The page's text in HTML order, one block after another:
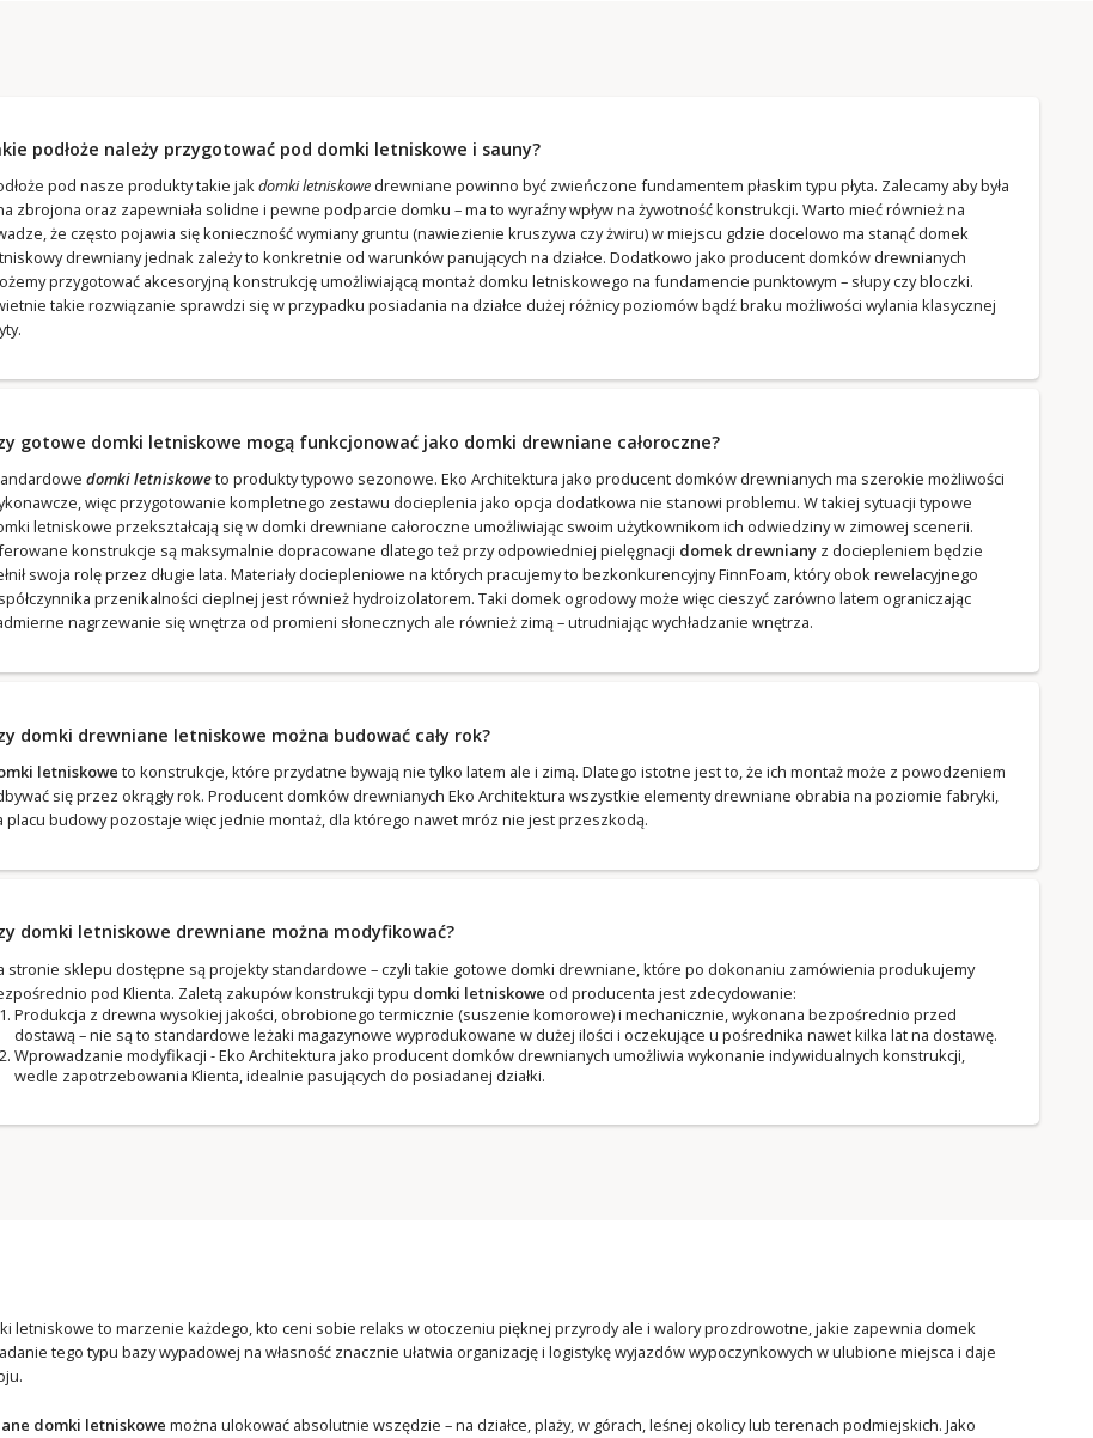
podłoże należy przygotować pod domki letniskowe i sauny?
pod nasze produkty takie jakdomki letniskowedrewniane powinno być zwieńczone fundamentem płaskim typu płyta. Zalecamy aby była
zbrojona oraz zapewniała solidne i pewne podparcie domku – ma to wyraźny wpływ na żywotność konstrukcji. Warto mieć również na
że często pojawia się konieczność wymiany gruntu (nawiezienie kruszywa czy żwiru) w miejscu gdzie docelowo ma stanąć domek
drewniany jednak zależy to konkretnie od warunków panujących na działce. Dodatkowo jako producent domków drewnianych
przygotować akcesoryjną konstrukcję umożliwiającą montaż domku letniskowego na fundamencie punktowym – słupy czy bloczki.
takie rozwiązanie sprawdzi się w przypadku posiadania na działce dużej różnicy poziomów bądź braku możliwości wylania klasycznej
gotowe domki letniskowe mogą funkcjonować jako domki drewniane całoroczne?
domki letniskoweto produkty typowo sezonowe. Eko Architektura jako producent domków drewnianych ma szerokie możliwości
więc przygotowanie kompletnego zestawu docieplenia jako opcja dodatkowa nie stanowi problemu. W takiej sytuacji typowe
letniskowe przekształcają się w domki drewniane całoroczne umożliwiając swoim użytkownikom ich odwiedziny w zimowej scenerii.
konstrukcje są maksymalnie dopracowane dlatego też przy odpowiedniej pielęgnacji domek drewnianyz dociepleniem będzie
swoja rolę przez długie lata. Materiały dociepleniowe na których pracujemy to bezkonkurencyjny FinnFoam, który obok rewelacyjnego
przenikalności cieplnej jest również hydroizolatorem. Taki domek ogrodowy może więc cieszyć zarówno latem ograniczając
nagrzewanie się wnętrza od promieni słonecznych ale również zimą – utrudniając wychładzanie wnętrza.
domki drewniane letniskowe można budować cały rok?
letniskowe to konstrukcje, które przydatne bywają nie tylko latem ale i zimą. Dlatego istotne jest to, że ich montaż może z powodzeniem
się przez okrągły rok. Producent domków drewnianych Eko Architektura wszystkie elementy drewniane obrabia na poziomie fabryki,
placu budowy pozostaje więc jednie montaż, dla którego nawet mróz nie jest przeszkodą.
domki letniskowe drewniane można modyfikować?
stronie sklepu dostępne są projekty standardowe – czyli takie gotowe domki drewniane, które po dokonaniu zamówienia produkujemy
pod Klienta. Zaletą zakupów konstrukcji typu domki letniskowe od producenta jest zdecydowanie:
Produkcja z drewna wysokiej jakości, obrobionego termicznie (suszenie komorowe) i mechanicznie, wykonana bezpośrednio przed
dostawą – nie są to standardowe leżaki magazynowe wyprodukowane w dużej ilości i oczekujące u pośrednika nawet kilka lat na dostawę.
Wprowadzanie modyfikacji - Eko Architektura jako producent domków drewnianych umożliwia wykonanie indywidualnych konstrukcji,
wedle zapotrzebowania Klienta, idealnie pasujących do posiadanej działki.
letniskowe to marzenie każdego, kto ceni sobie relaks w otoczeniu pięknej przyrody ale i walory prozdrowotne, jakie zapewnia domek
tego typu bazy wypadowej na własność znacznie ułatwia organizację i logistykę wyjazdów wypoczynkowych w ulubione miejsca i daje
domki letniskowe można ulokować absolutnie wszędzie – na działce, plaży, w górach, leśnej okolicy lub terenach podmiejskich. Jako